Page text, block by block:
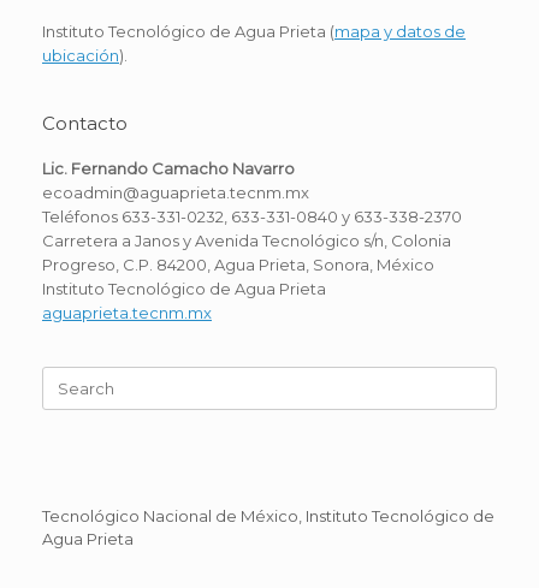
Instituto Tecnológico de Agua Prieta (mapa y datos de
ubicación).
Contacto
Lic. Fernando Camacho Navarro
ecoadmin@aguaprieta.tecnm.mx
Teléfonos 633-331-0232, 633-331-0840 y 633-338-2370
Carretera a Janos y Avenida Tecnológico s/n, Colonia
Progreso, C.P. 84200, Agua Prieta, Sonora, México
Instituto Tecnológico de Agua Prieta
aguaprieta.tecnm.mx
for:
Tecnológico Nacional de México, Instituto Tecnológico de
Agua Prieta